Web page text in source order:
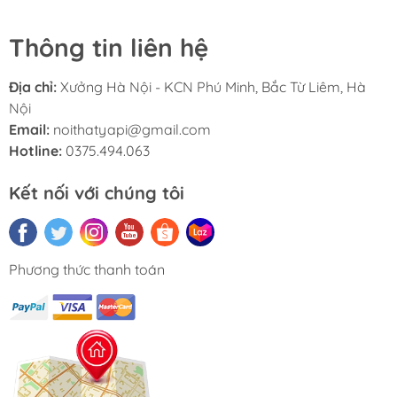
Ray ngăn kéo giảm chấn không chỉ giúp việc đóng mở
tiện nghi tối đa cho người sử dụng trong quá trình sinh
THIẾT KẾ TIỆN LỢI
Phần tủ thấp bao gồm 3 ngăn kéo lớn ở giữa và 2 cánh
tủ đứng hai bên. Mặt trên của tủ có gờ chắn ba cạnh,
giúp bạn an tâm khi trưng bày đồ decor hoặc sử dụng
làm bàn để vật dụng mà không lo rơi rớt.
Thông tin liên hệ
Địa chỉ: Xưởng Hà Nội - KCN Phú Minh, Bắc Từ Liêm, Hà
Nội
Email: noithatyapi@gmail.com
Hotline: 0375.494.063
Kết nối với chúng tôi
Phương thức thanh toán